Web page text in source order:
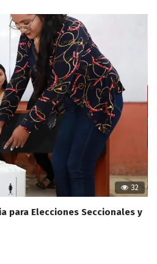
32
para Elecciones Seccionales y